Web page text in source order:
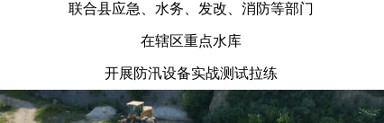
联合县应急、水务、发改、消防等部门
在辖区重点水库
开展防汛设备实战测试拉练